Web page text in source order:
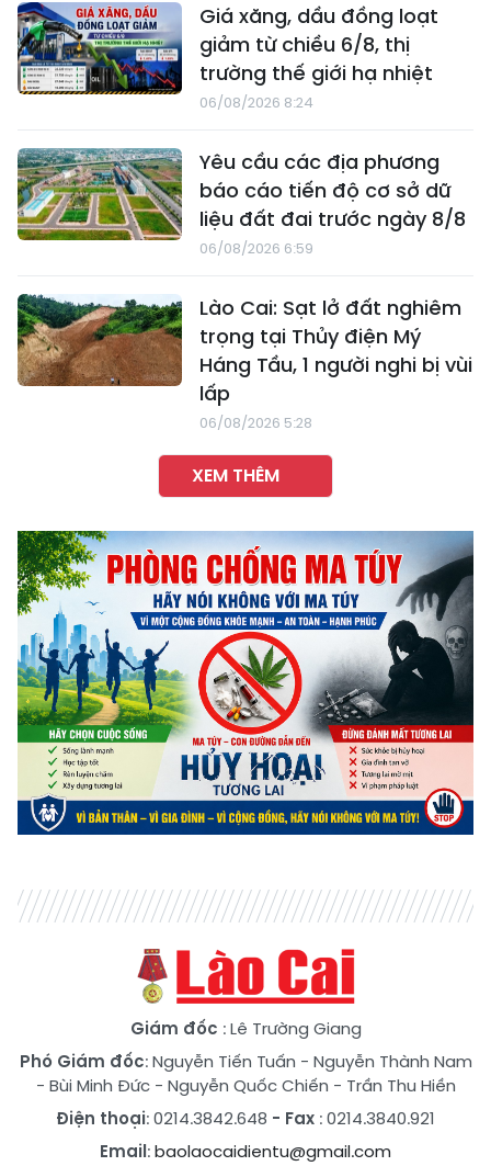
Giá xăng, dầu đồng loạt
giảm từ chiều 6/8, thị
trường thế giới hạ nhiệt
06/08/2026 8:24
Yêu cầu các địa phương
báo cáo tiến độ cơ sở dữ
liệu đất đai trước ngày 8/8
06/08/2026 6:59
Lào Cai: Sạt lở đất nghiêm
trọng tại Thủy điện Mý
Háng Tầu, 1 người nghi bị vùi
lấp
06/08/2026 5:28
XEM THÊM
Giám đốc : Lê Trường Giang
Phó Giám đốc:Nguyễn Tiến Tuấn - Nguyễn Thành Nam
- Bùi Minh Đức- Nguyễn Quốc Chiến - Trần Thu Hiền
Điện thoại: 0214.3842.648 - Fax : 0214.3840.921
Email:baolaocaidientu@gmail.com